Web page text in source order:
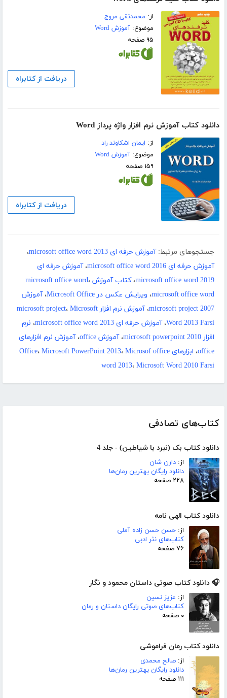
کتاب‌های تصادفی
دانلود کتاب بک (نبرد با شیاطین) - جلد 4
از: دارن شان
دانلود رایگان بهترین رمان‌ها
۲۲۸ صفحه
دانلود کتاب الهی نامه
از: حسن حسن زاده آملی
کتاب‌های نثر ادبی
۷۶ صفحه
🎧 دانلود کتاب صوتی داستان محمود و نگار
از: عزیز نسین
کتاب‌های صوتی رایگان داستان و رمان
۰ صفحه
دانلود کتاب رمان فراموشی
از: صالح محمدی
دانلود رایگان بهترین رمان‌ها
۱۱۱ صفحه
از: محمدتقی مروج
موضوع:آموزش Word
۹۵ صفحه
دریافت از کتابراه
دانلود کتاب آموزش نرم افزار واژه پرداز Word
از: ایمان اشکاوند راد
موضوع:آموزش Word
۱۵۹ صفحه
دریافت از کتابراه
جستجوهای مرتبط: آموزش حرفه ای microsoft office word 2013
،
آموزش حرفه ای microsoft office word 2016
،آموزش حرفه ای
microsoft office word 2019،کتاب آموزش microsoft office word ،
microsoft office word، ویرایش عکس در Microsoft Office ،آموزش
microsoft project 2007،آموزش نرم افزار microsoft project ، Microsoft
Word 2013 Farsi،آموزش حرفه ای microsoft office word 2013 ، نرم
افزار microsoft powerpoint 2010
،آموزش office ،آموزش نرم افزارهای
office، ابزارهای Office ، Microsoft PowerPoint 2013، Microsof office
word 2013، Microsoft Word 2010 Farsi